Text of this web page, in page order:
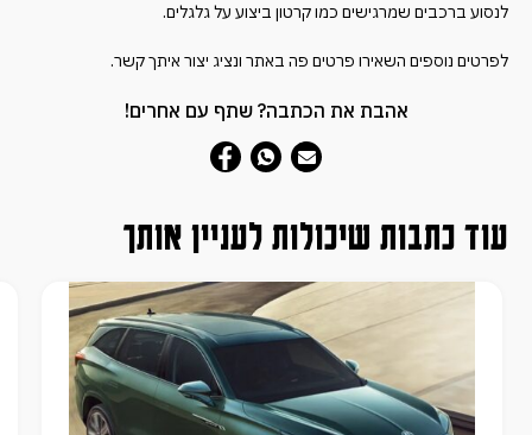
לנסוע ברכבים שמרגישים כמו קרטון ביצוע על גלגלים.
לפרטים נוספים השאירו פרטים פה באתר ונציג יצור איתך קשר.
אהבת את הכתבה? שתף עם אחרים!
עוד כתבות שיכולות לעניין אותך